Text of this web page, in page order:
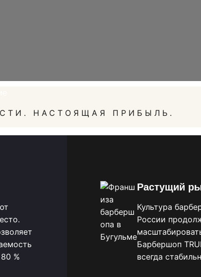
НАСТОЯЩАЯ ПРИБЫЛЬ.
%
Растущий
Культура
России
Барбершоп
всегда